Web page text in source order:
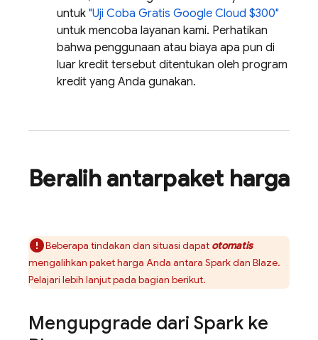
untuk "Uji Coba Gratis Google Cloud $300"
untuk mencoba layanan kami. Perhatikan
bahwa penggunaan atau biaya apa pun di
luar kredit tersebut ditentukan oleh program
kredit yang Anda gunakan.
Beralih antarpaket harga
Beberapa tindakan dan situasi dapat otomatis
mengalihkan paket harga Anda antara Spark dan Blaze.
Pelajari lebih lanjut pada bagian berikut.
Mengupgrade dari Spark ke